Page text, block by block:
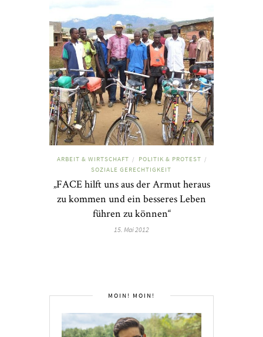
ARBEIT & WIRTSCHAFT / POLITIK & PROTEST /
SOZIALE GERECHTIGKEIT
„FACE hilft uns aus der Armut heraus
zu kommen und ein besseres Leben
führen zu können“
15. Mai 2012
MOIN! MOIN!